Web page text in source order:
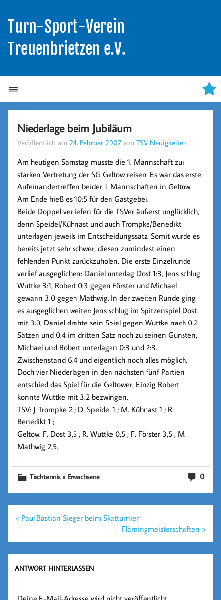
Turn-Sport-Verein
Treuenbrietzen e.V.
Niederlage beim Jubiläum
Veröffentlich am 24. Februar 2007 vonTSV Neuigkeiten
Am heutigen Samstag musste die 1. Mannschaft zur
starken Vertretung der SG Geltow reisen. Es war das erste
Aufeinandertreffen beider 1. Mannschaften in Geltow.
Am Ende hieß es 10:5 für den Gastgeber.
Beide Doppel verliefen für die TSVer äußerst unglücklich,
denn Speidel/Kühnast und auch Trompke/Benedikt
unterlagen jeweils im Entscheidungssatz. Somit wurde es
bereits jetzt sehr schwer, diesen zumindest einen
fehlenden Punkt zurückzuholen. Die erste Einzelrunde
verlief ausgeglichen: Daniel unterlag Dost 1:3, Jens schlug
Wuttke 3:1, Robert 0:3 gegen Förster und Michael
gewann 3:0 gegen Mathwig. In der zweiten Runde ging
es ausgeglichen weiter: Jens schlug im Spitzenspiel Dost
mit 3:0, Daniel drehte sein Spiel gegen Wuttke nach 0:2
Sätzen und 0:4 im dritten Satz noch zu seinen Gunsten,
Michael und Robert unterlagen 0:3 und 2:3.
Zwischenstand 6:4 und eigentlich noch alles möglich.
Doch vier Niederlagen in den nächsten fünf Partien
entschied das Spiel für die Geltower. Einzig Robert
konnte Wuttke mit 3:2 bezwingen.
TSV: J. Trompke 2 ; D. Speidel 1 ; M. Kühnast 1 ; R.
Benedikt 1 ;
Geltow: F. Dost 3,5 ; R. Wuttke 0,5 ; F. Förster 3,5 ; M.
Mathwig 2,5.
0
Tischtennis » Erwachsene
Beitragsnavigation
« Paul Bastian Sieger beim Skatturnier
Flämingmeisterschaften »
ANTWORT HINTERLASSEN
Deine E-Mail-Adresse wird nicht veröffentlicht.